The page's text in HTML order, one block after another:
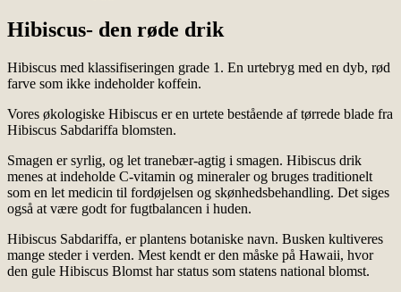
Hibiscus- den røde drik
Hibiscus med klassifiseringen grade 1. En urtebryg med en dyb, rød
farve som ikke indeholder koffein.
Vores økologiske Hibiscus er en urtete bestående af tørrede blade fra
Hibiscus Sabdariffa blomsten.
Smagen er syrlig, og let tranebær-agtig i smagen. Hibiscus drik
menes at indeholde C-vitamin og mineraler og bruges traditionelt
som en let medicin til fordøjelsen og skønhedsbehandling. Det siges
også at være godt for fugtbalancen i huden.
Hibiscus Sabdariffa, er plantens botaniske navn. Busken kultiveres
mange steder i verden. Mest kendt er den måske på Hawaii, hvor
den gule Hibiscus Blomst har status som statens national blomst.